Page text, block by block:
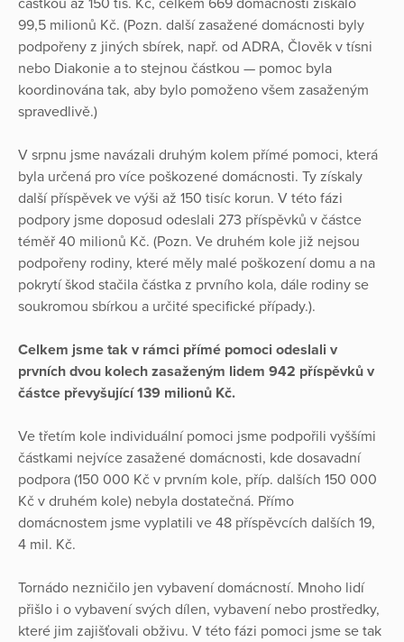
99,5 milionů Kč. (Pozn. další zasažené domácnosti byly
podpořeny z jiných sbírek, např. od ADRA, Člověk v tísni
nebo Diakonie a to stejnou částkou — pomoc byla
koordinována tak, aby bylo pomoženo všem zasaženým
spravedlivě.)
V srpnu jsme navázali druhým kolem přímé pomoci, která
byla určená pro více poškozené domácnosti. Ty získaly
další příspěvek ve výši až 150 tisíc korun. V této fázi
podpory jsme doposud odeslali 273 příspěvků v částce
téměř 40 milionů Kč. (Pozn. Ve druhém kole již nejsou
podpořeny rodiny, které měly malé poškození domu a na
pokrytí škod stačila částka z prvního kola, dále rodiny se
soukromou sbírkou a určité specifické případy.).
Celkem jsme tak v rámci přímé pomoci odeslali v
prvních dvou kolech zasaženým lidem 942 příspěvků v
částce převyšující 139 milionů Kč.
Ve třetím kole individuální pomoci jsme podpořili vyššími
částkami nejvíce zasažené domácnosti, kde dosavadní
podpora (150 000 Kč v prvním kole, příp. dalších 150 000
Kč v druhém kole) nebyla dostatečná. Přímo
domácnostem jsme vyplatili ve 48 příspěvcích dalších 19,
4 mil. Kč.
Tornádo nezničilo jen vybavení domácností. Mnoho lidí
přišlo i o vybavení svých dílen, vybavení nebo prostředky,
které jim zajišťovali obživu. V této fázi pomoci jsme se tak